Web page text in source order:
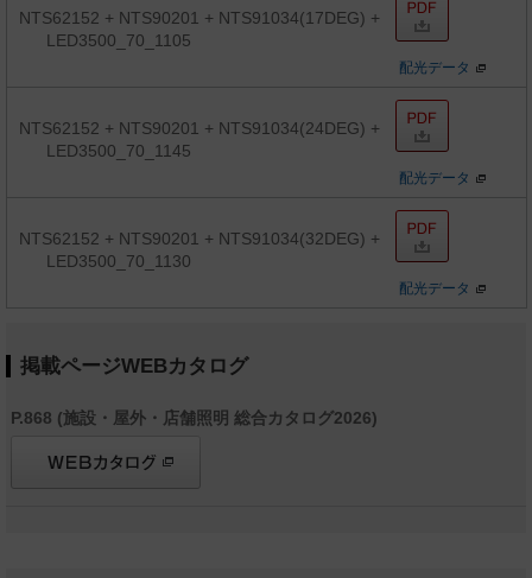
NTS62152 + NTS90201 + NTS91034(17DEG) +
LED3500_70_1105
配光データ
NTS62152 + NTS90201 + NTS91034(24DEG) +
LED3500_70_1145
配光データ
NTS62152 + NTS90201 + NTS91034(32DEG) +
LED3500_70_1130
配光データ
掲載ページWEBカタログ
P.868 (施設・屋外・店舗照明 総合カタログ2026)